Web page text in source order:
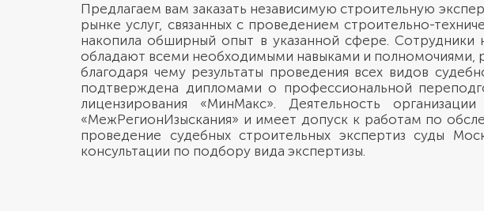
Предлагаем вам заказать независимую строительную
рынке услуг, связанных с проведением строительно-
накопила обширный опыт в указанной сфере.
обладают всеми необходимыми навыками и полномочиями,
благодаря чему результаты проведения всех видов
подтверждена дипломами о профессиональной
лицензирования «МинМакс». Деятельность
«МежРегионИзыскания» и имеет допуск к работам по
проведение судебных строительных экспертиз суды
консультации по подбору вида экспертизы.